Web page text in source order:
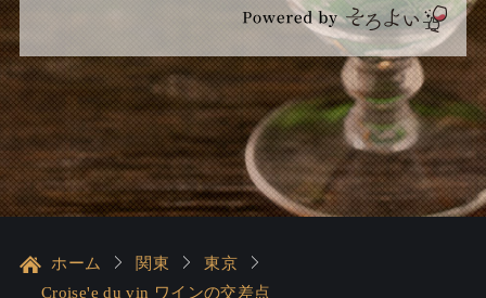
ホーム 関東
東京
Croise'e du vin ワインの交差点